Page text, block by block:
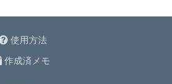
使用方法
作成済メモ